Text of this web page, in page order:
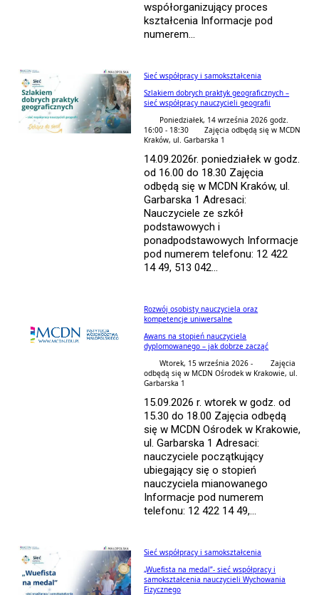
współorganizujący proces
kształcenia Informacje pod
numerem...
Sieć współpracy i samokształcenia
Szlakiem dobrych praktyk geograficznych –
sieć współpracy nauczycieli geografii
Poniedziałek, 14 września 2026 godz.
16:00 - 18:30
Zajęcia odbędą się w MCDN
Kraków, ul. Garbarska 1
14.09.2026r. poniedziałek w godz.
od 16.00 do 18.30 Zajęcia
odbędą się w MCDN Kraków, ul.
Garbarska 1 Adresaci:
Nauczyciele ze szkół
podstawowych i
ponadpodstawowych Informacje
pod numerem telefonu: 12 422
14 49, 513 042...
Rozwój osobisty nauczyciela oraz
kompetencje uniwersalne
Awans na stopień nauczyciela
dyplomowanego – jak dobrze zacząć
Wtorek, 15 września 2026 -
Zajęcia
odbędą się w MCDN Ośrodek w Krakowie, ul.
Garbarska 1
15.09.2026 r. wtorek w godz. od
15.30 do 18.00 Zajęcia odbędą
się w MCDN Ośrodek w Krakowie,
ul. Garbarska 1 Adresaci:
nauczyciele początkujący
ubiegający się o stopień
nauczyciela mianowanego
Informacje pod numerem
telefonu: 12 422 14 49,...
Sieć współpracy i samokształcenia
„Wuefista na medal”- sieć współpracy i
samokształcenia nauczycieli Wychowania
Fizycznego